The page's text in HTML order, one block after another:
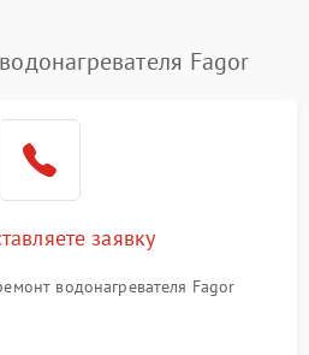
Fagor
заявку
водонагревателя Fagor